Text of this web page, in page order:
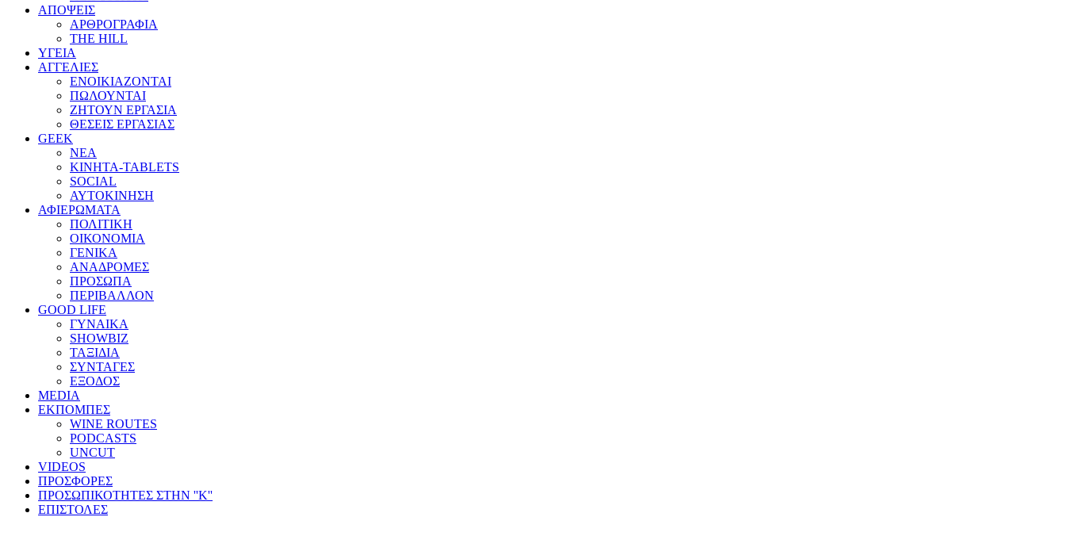
ΑΠΟΨΕΙΣ
ΑΡΘΡΟΓΡΑΦΙΑ
THE HILL
ΥΓΕΙΑ
ΑΓΓΕΛΙΕΣ
ΕΝΟΙΚΙΑΖΟΝΤΑΙ
ΠΩΛΟΥΝΤΑΙ
ΖΗΤΟΥΝ ΕΡΓΑΣΙΑ
ΘΕΣΕΙΣ ΕΡΓΑΣΙΑΣ
GEEK
ΝΕΑ
ΚΙΝΗΤΑ-TABLETS
SOCIAL
ΑΥΤΟΚΙΝΗΣΗ
ΑΦΙΕΡΩΜΑΤΑ
ΠΟΛΙΤΙΚΗ
ΟΙΚΟΝΟΜΙΑ
ΓΕΝΙΚΑ
ΑΝΑΔΡΟΜΕΣ
ΠΡΟΣΩΠΑ
ΠΕΡΙΒΑΛΛΟΝ
GOOD LIFE
ΓΥΝΑΙΚΑ
SHOWBIZ
ΤΑΞΙΔΙΑ
ΣΥΝΤΑΓΕΣ
ΕΞΟΔΟΣ
MEDIA
ΕΚΠΟΜΠΕΣ
WINE ROUTES
PODCASTS
UNCUT
VIDEOS
ΠΡΟΣΦΟΡΕΣ
ΠΡΟΣΩΠΙΚΟΤΗΤΕΣ ΣΤΗΝ ''Κ''
ΕΠΙΣΤΟΛΕΣ